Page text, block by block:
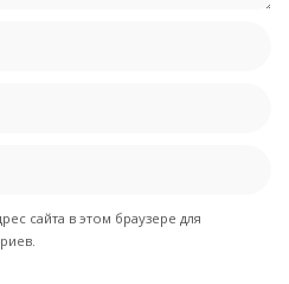
сайта в этом браузере для